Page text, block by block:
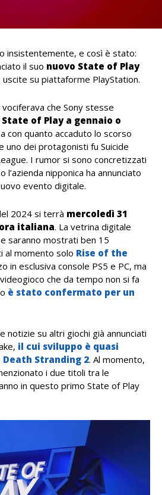
insistentemente, e così è stato:
il suo nuovo State of Play
su piattaforme PlayStation.
che Sony stesse
State of Play a gennaio o
con quanto accaduto lo scorso
uno dei protagonisti fu Suicide
I rumor si sono concretizzati
nipponica ha annunciato
evento digitale.
2024 si terrà mercoledì 31
italiana. La vetrina digitale
saranno mostrati ben 15
al momento solo Rise of the
in esclusiva console PS5 e PC, ma
che da tempo non si fa
è stato confermato per un
notizie su altri giochi già annunciati
il cui sviluppo è quasi
Death Stranding 2. Al momento,
i due titoli tra le
in questo primo State of Play